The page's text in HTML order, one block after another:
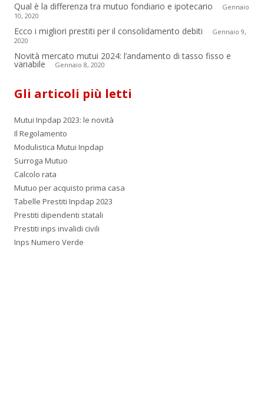
Qual è la differenza tra mutuo fondiario e ipotecario
Gennaio
10, 2020
Ecco i migliori prestiti per il consolidamento debiti
Gennaio 9,
2020
Novità mercato mutui 2024: l’andamento di tasso fisso e
variabile Gennaio 8, 2020
Gli articoli più letti
Mutui Inpdap 2023: le novità
Il Regolamento
Modulistica Mutui Inpdap
Surroga Mutuo
Calcolo rata
Mutuo per acquisto prima casa
Tabelle Prestiti Inpdap 2023
Prestiti dipendenti statali
Prestiti inps invalidi civili
Inps Numero Verde